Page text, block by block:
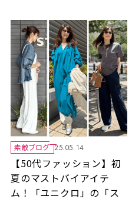
素敵ブログ 25.05.14
【50代ファッション】初
夏のマストバイアイテ
ム！「ユニクロ」の「ス